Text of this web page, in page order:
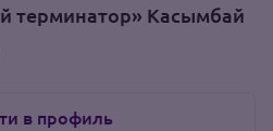
терминатор» Касымбай
в профиль